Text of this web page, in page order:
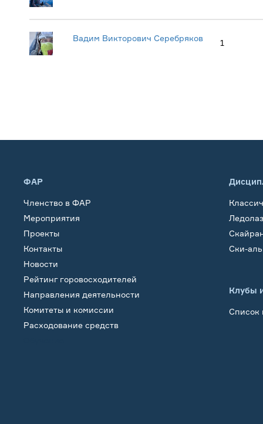
Вадим Викторович Серебряков 1
ФАР
Членство в ФАР
Мероприятия
Проекты
Контакты
Новости
Рейтинг горовосходителей
Направления деятельности
Комитеты и комиссии
Расходование средств
Ски-
Клубы
Список